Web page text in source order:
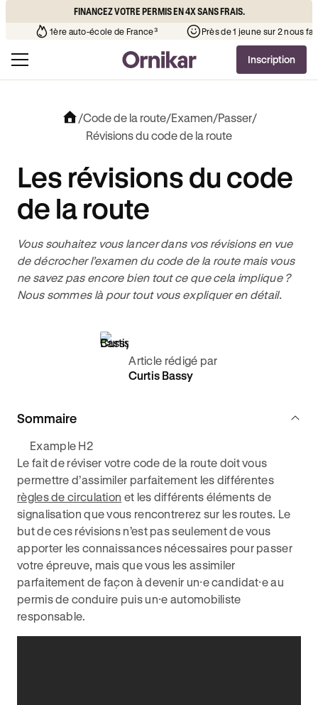
FINANCEZ VOTRE PERMIS EN 4X SANS FRAIS.
votre quartier ¹ 1ère auto-école de France³ Près de 1
Inscription
/Code de la route/Examen/Passer/
Révisions du code de la route
Les révisions du code
de la route
Vous souhaitez vous lancer dans vos révisions en vue
de décrocher l’examen du code de la route mais vous
ne savez pas encore bien tout ce que cela implique ?
Nous sommes là pour tout vous expliquer en détail.
Article rédigé par
Curtis Bassy
Sommaire
Example H2
Le fait de réviser votre code de la route doit vous
permettre d’assimiler parfaitement les différentes
règles de circulation et les différents éléments de
signalisation que vous rencontrerez sur les routes. Le
but de ces révisions n’est pas seulement de vous
apporter les connaissances nécessaires pour passer
votre épreuve, mais que vous les assimiler
parfaitement de façon à devenir un⸱e candidat⸱e au
permis de conduire puis un⸱e automobiliste
responsable.